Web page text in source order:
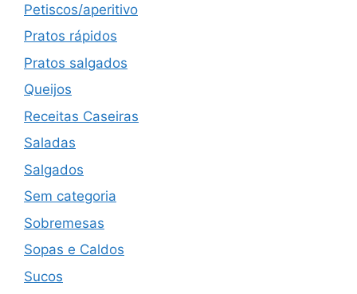
Petiscos/aperitivo
Pratos rápidos
Pratos salgados
Queijos
Receitas Caseiras
Saladas
Salgados
Sem categoria
Sobremesas
Sopas e Caldos
Sucos